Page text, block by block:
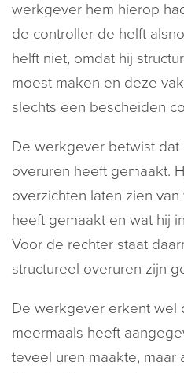
werkgever hem hierop
de controller de helft
helft niet, omdat hij
moest maken en deze
slechts een bescheiden
De werkgever betwist
overuren heeft gemaakt.
overzichten laten zien
heeft gemaakt en wat hij
Voor de rechter staat
structureel overuren zijn
De werkgever erkent wel
meermaals heeft
teveel uren maakte, maar